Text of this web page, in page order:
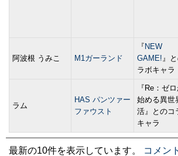
阿波根 うみこ M1ガーランド
『 NEW
GAME!』
ラボキャラ
ラム
HAS パンツァー
ファウスト
『Re：ゼ
始める異世
活』とのコ
キャラ
最新の10件を表示しています。
コメン